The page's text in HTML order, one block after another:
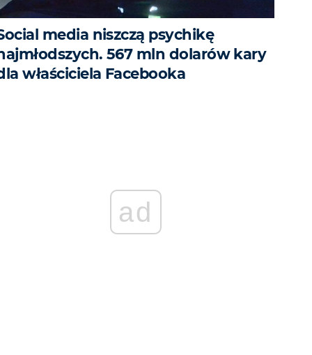
media niszczą psychikę
567 mln dolarów kary
właściciela Facebooka
ad